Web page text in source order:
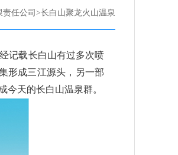
任公司>长白山聚龙火山温泉
记载长白山有过多次喷
形成三江源头，另一部
天的长白山温泉群。